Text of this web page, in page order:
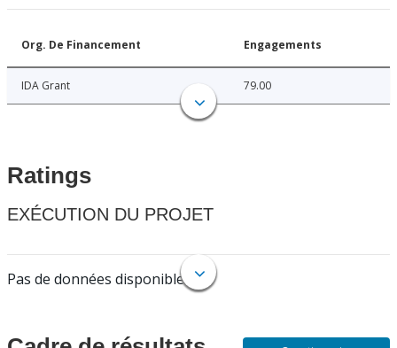
Org. De Financement Engagements
IDA Grant 79.00
Ratings
EXÉCUTION DU PROJET
Pas de données disponibles.